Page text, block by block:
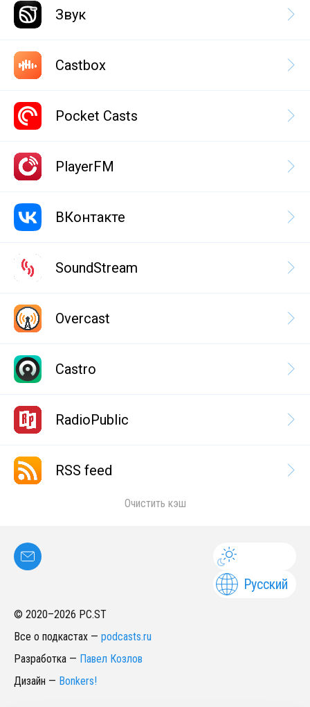
Звук
Castbox
Pocket Casts
PlayerFM
ВКонтакте
SoundStream
Overcast
Castro
RadioPublic
RSS feed
Очистить кэш
Русский
© 2020–2026 PC.ST
Все о подкастах — podcasts.ru
Разработка — Павел Козлов
Дизайн — Bonkers!